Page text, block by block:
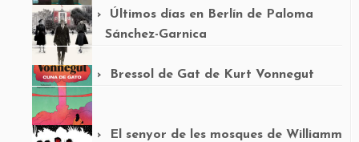
Últimos días en Berlín de Paloma
Sánchez-Garnica
Bressol de Gat de Kurt Vonnegut
El senyor de les mosques de Williamm